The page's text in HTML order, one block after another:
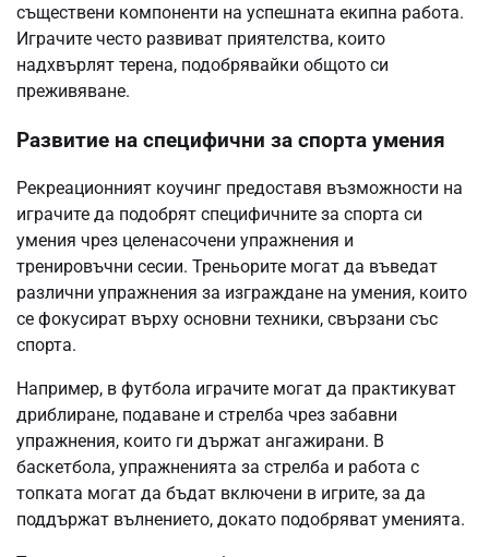
съществени компоненти на успешната екипна работа.
Играчите често развиват приятелства, които
надхвърлят терена, подобрявайки общото си
преживяване.
Развитие на специфични за спорта умения
Рекреационният коучинг предоставя възможности на
играчите да подобрят специфичните за спорта си
умения чрез целенасочени упражнения и
тренировъчни сесии. Треньорите могат да въведат
различни упражнения за изграждане на умения, които
се фокусират върху основни техники, свързани със
спорта.
Например, в футбола играчите могат да практикуват
дриблиране, подаване и стрелба чрез забавни
упражнения, които ги държат ангажирани. В
баскетбола, упражненията за стрелба и работа с
топката могат да бъдат включени в игрите, за да
поддържат вълнението, докато подобряват уменията.